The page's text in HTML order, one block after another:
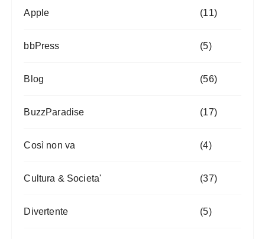
Apple (11)
bbPress (5)
Blog (56)
BuzzParadise (17)
Così non va (4)
Cultura & Societa' (37)
Divertente (5)